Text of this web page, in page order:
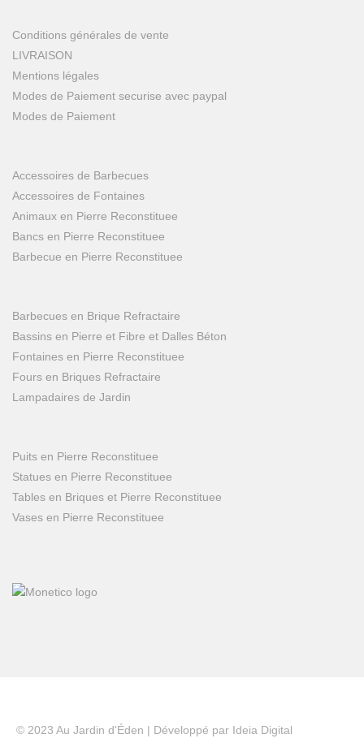
Conditions générales de vente
LIVRAISON
Mentions légales
Modes de Paiement securise avec paypal
Modes de Paiement
Accessoires de Barbecues
Accessoires de Fontaines
Animaux en Pierre Reconstituee
Bancs en Pierre Reconstituee
Barbecue en Pierre Reconstituee
Barbecues en Brique Refractaire
Bassins en Pierre et Fibre et Dalles Béton
Fontaines en Pierre Reconstituee
Fours en Briques Refractaire
Lampadaires de Jardin
Puits en Pierre Reconstituee
Statues en Pierre Reconstituee
Tables en Briques et Pierre Reconstituee
Vases en Pierre Reconstituee
© 2023 Au Jardin d'Éden | Développé par Ideia Digital